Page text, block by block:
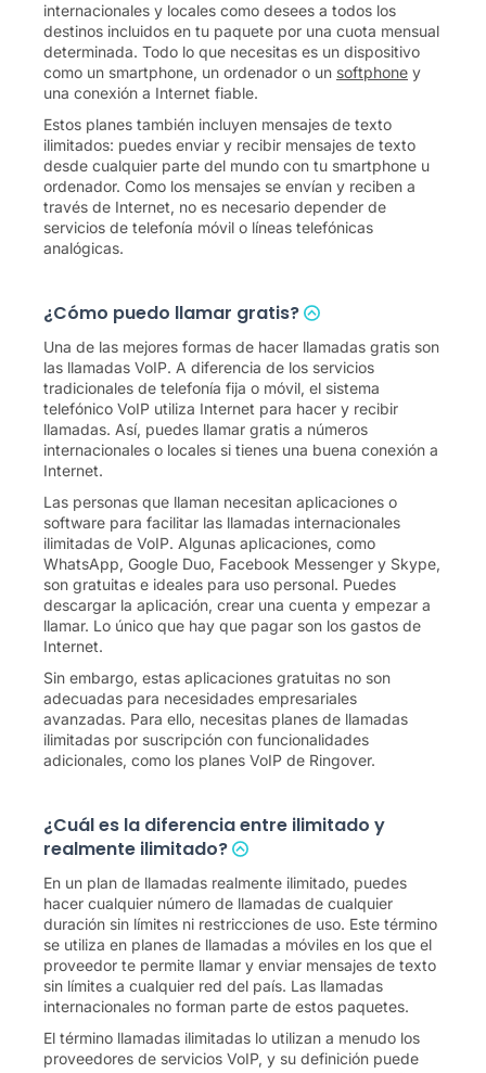
internacionales y locales como desees a todos los
destinos incluidos en tu paquete por una cuota mensual
determinada. Todo lo que necesitas es un dispositivo
como un smartphone, un ordenador o un softphone y
una conexión a Internet fiable.
Estos planes también incluyen mensajes de texto
ilimitados: puedes enviar y recibir mensajes de texto
desde cualquier parte del mundo con tu smartphone u
ordenador. Como los mensajes se envían y reciben a
través de Internet, no es necesario depender de
servicios de telefonía móvil o líneas telefónicas
analógicas.
¿Cómo puedo llamar gratis?
Una de las mejores formas de hacer llamadas gratis son
las llamadas VoIP. A diferencia de los servicios
tradicionales de telefonía fija o móvil, el sistema
telefónico VoIP utiliza Internet para hacer y recibir
llamadas. Así, puedes llamar gratis a números
internacionales o locales si tienes una buena conexión a
Internet.
Las personas que llaman necesitan aplicaciones o
software para facilitar las llamadas internacionales
ilimitadas de VoIP. Algunas aplicaciones, como
WhatsApp, Google Duo, Facebook Messenger y Skype,
son gratuitas e ideales para uso personal. Puedes
descargar la aplicación, crear una cuenta y empezar a
llamar. Lo único que hay que pagar son los gastos de
Internet.
Sin embargo, estas aplicaciones gratuitas no son
adecuadas para necesidades empresariales
avanzadas. Para ello, necesitas planes de llamadas
ilimitadas por suscripción con funcionalidades
adicionales, como los planes VoIP de Ringover.
¿Cuál es la diferencia entre ilimitado y
realmente ilimitado?
En un plan de llamadas realmente ilimitado, puedes
hacer cualquier número de llamadas de cualquier
duración sin límites ni restricciones de uso. Este término
se utiliza en planes de llamadas a móviles en los que el
proveedor te permite llamar y enviar mensajes de texto
sin límites a cualquier red del país. Las llamadas
internacionales no forman parte de estos paquetes.
El término llamadas ilimitadas lo utilizan a menudo los
proveedores de servicios VoIP, y su definición puede